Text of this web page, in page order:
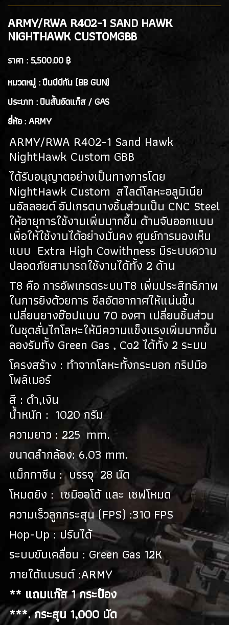
- ARES (3)
- HK3(2)
ปืนสั้นอัดลมสปริง SPRING GUN
ปืนยาว RIFLE GUN
ปืนยาวอัดแก๊ส GAS RIFLES(128)
ปืนยาวไฟฟ้า AEG RIFLES
ปืนยาวสปริง SPRING AIRSOFT RIFLES(86)
แบลงค์กัน BLANK GUN
ปืนแบล๊งค์กัน BLANK GUN(276)
BLANK CARTRIDGE(10)
SCOPE/ GAS/อุปกรณ์เสริม
GAS/กระสุนบีบีกัน (47)
SCOPE , RED DOT
อุปกรณ์เสริม(33)
ARMY/RWA R402-1 SAND HAWK
NIGHTHAWK CUSTOMGBB
ราคา :5,500.00 ฿
หมวดหมู่ : ปืนบีบีกัน (BB GUN)
ประเภท : ปืนสั้นอัดแก็ส / GAS
ยี่ห้อ : ARMY
ARMY/RWA R402-1 Sand Hawk
NightHawk Custom GBB
ได้รับอนุญาตอย่างเป็นทางการโดย
NightHawk Custom สไลด์โลหะอลูมิเนีย
มอัลลอยด์ อัปเกรดบางชิ้นส่วนเป็น CNC Steel
ให้อายุการใช้งานเพิ่มมากขึ้น ด้ามจับออกแบบ
เพื่อให้ใช้งานได้อย่างมั่นคง ศูนย์การมองเห็น
แบบ Extra High Cowithness มีระบบความ
ปลอดภัยสามารถใช้งานได้ทั้ง 2 ด้าน
T8 คือ การอัพเกรดระบบT8 เพิ่มประสิทธิภาพ
ในการยิงด้วยการ ซีลอัดอากาศให้แน่นขึ้น
เปลี่ยนยางฮ๊อปแบบ 70 องศา เปลี่ยนชิ้นส่วน
ในชุดลั่นไกโลหะให้มีความแข็งแรงเพิ่มมากขึ้น
ลองรับทั้ง Green Gas , Co2 ได้ทั้ง 2 ระบบ
โครงสร้าง : ทำจากโลหะทั้งกระบอก กริปมือ
โพลิเมอร์
สี : ดำ,เงิน
น้ำหนัก : 1020 กรัม
ความยาว : 225 mm.
ขนาดลำกล้อง: 6.03 mm.
แม็กกาซีน : บรรจุ 28 นัด
โหมดยิง : เซมิออโต้ และ เซฟโหมด
ความเร็วลูกกระสุน (FPS) :310 FPS
Hop-Up : ปรับได้
ระบบขับเคลื่อน : Green Gas 12K
ภายใต้แบรนด์ :ARMY
** แถมแก๊ส 1 กระป๋อง
***. กระสุน 1,000 นัด